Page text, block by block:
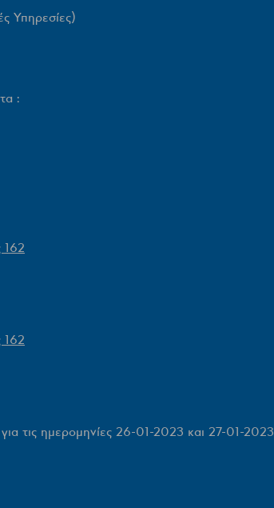
Υπηρεσίες)
:
162
162
τις ημερομηνίες 26-01-2023 και 27-01-2023